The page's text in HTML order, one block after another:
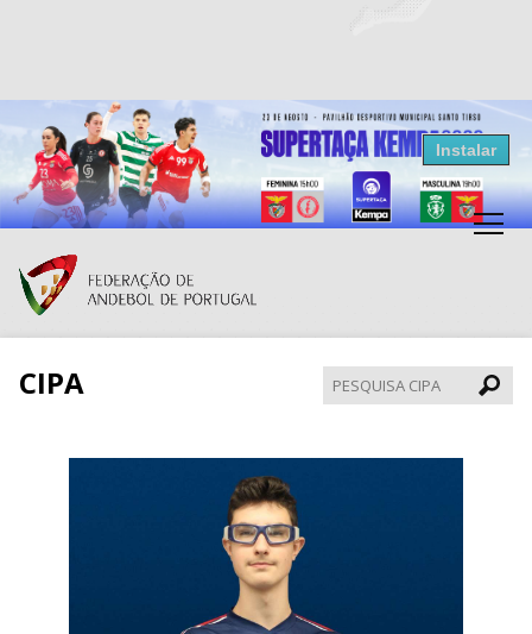
Resultados Andebol
Federação de Andebol de Portugal
Grátis - Disponivel na Play Store
Instalar
CIPA
CIPA